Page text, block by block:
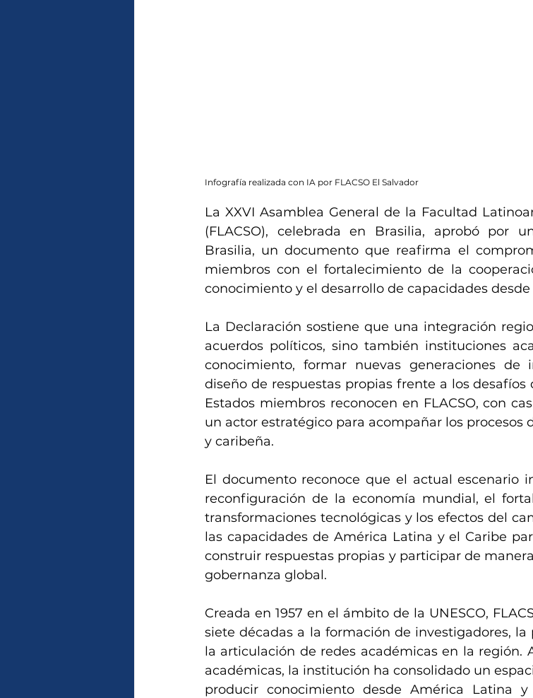
Infografía realizada con IA por FLACSO El Salvador
La XXVI Asamblea General de la Facultad
(FLACSO), celebrada en Brasilia, aprobó por
Brasilia, un documento que reafirma el
miembros con el fortalecimiento de la
conocimiento y el desarrollo de capacidades
La Declaración sostiene que una integración
acuerdos políticos, sino también instituciones
conocimiento, formar nuevas generaciones de
diseño de respuestas propias frente a los desafíos
Estados miembros reconocen en FLACSO, con
un actor estratégico para acompañar los
y caribeña.
El documento reconoce que el actual escenario
reconfiguración de la economía mundial, el
transformaciones tecnológicas y los efectos del
las capacidades de América Latina y el Caribe
construir respuestas propias y participar de
gobernanza global.
Creada en 1957 en el ámbito de la UNESCO,
siete décadas a la formación de investigadores,
la articulación de redes académicas en la región.
académicas, la institución ha consolidado un
producir conocimiento desde América Latina